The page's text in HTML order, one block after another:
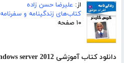
از: علیرضا حسن زاده
کتاب‌های زندگینامه و سفرنامه
۱۰ صفحه
دانلود کتاب آموزشی MCSA windows server 2012